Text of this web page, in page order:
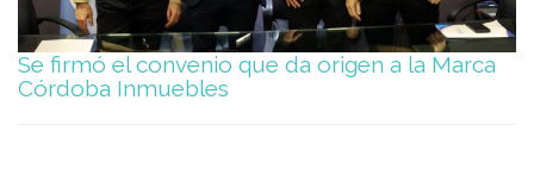
Se firmó el convenio que da origen a la Marca
Córdoba Inmuebles